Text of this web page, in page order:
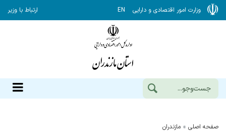
وزارت امور اقتصادی و دارایی EN ارتباط با وزیر
صفحه اصلی مازندران